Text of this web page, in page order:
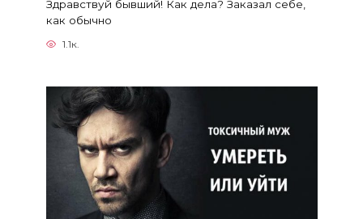
Здравствуй бывший! Как дела? Заказал себе,
как обычно
1.1к.